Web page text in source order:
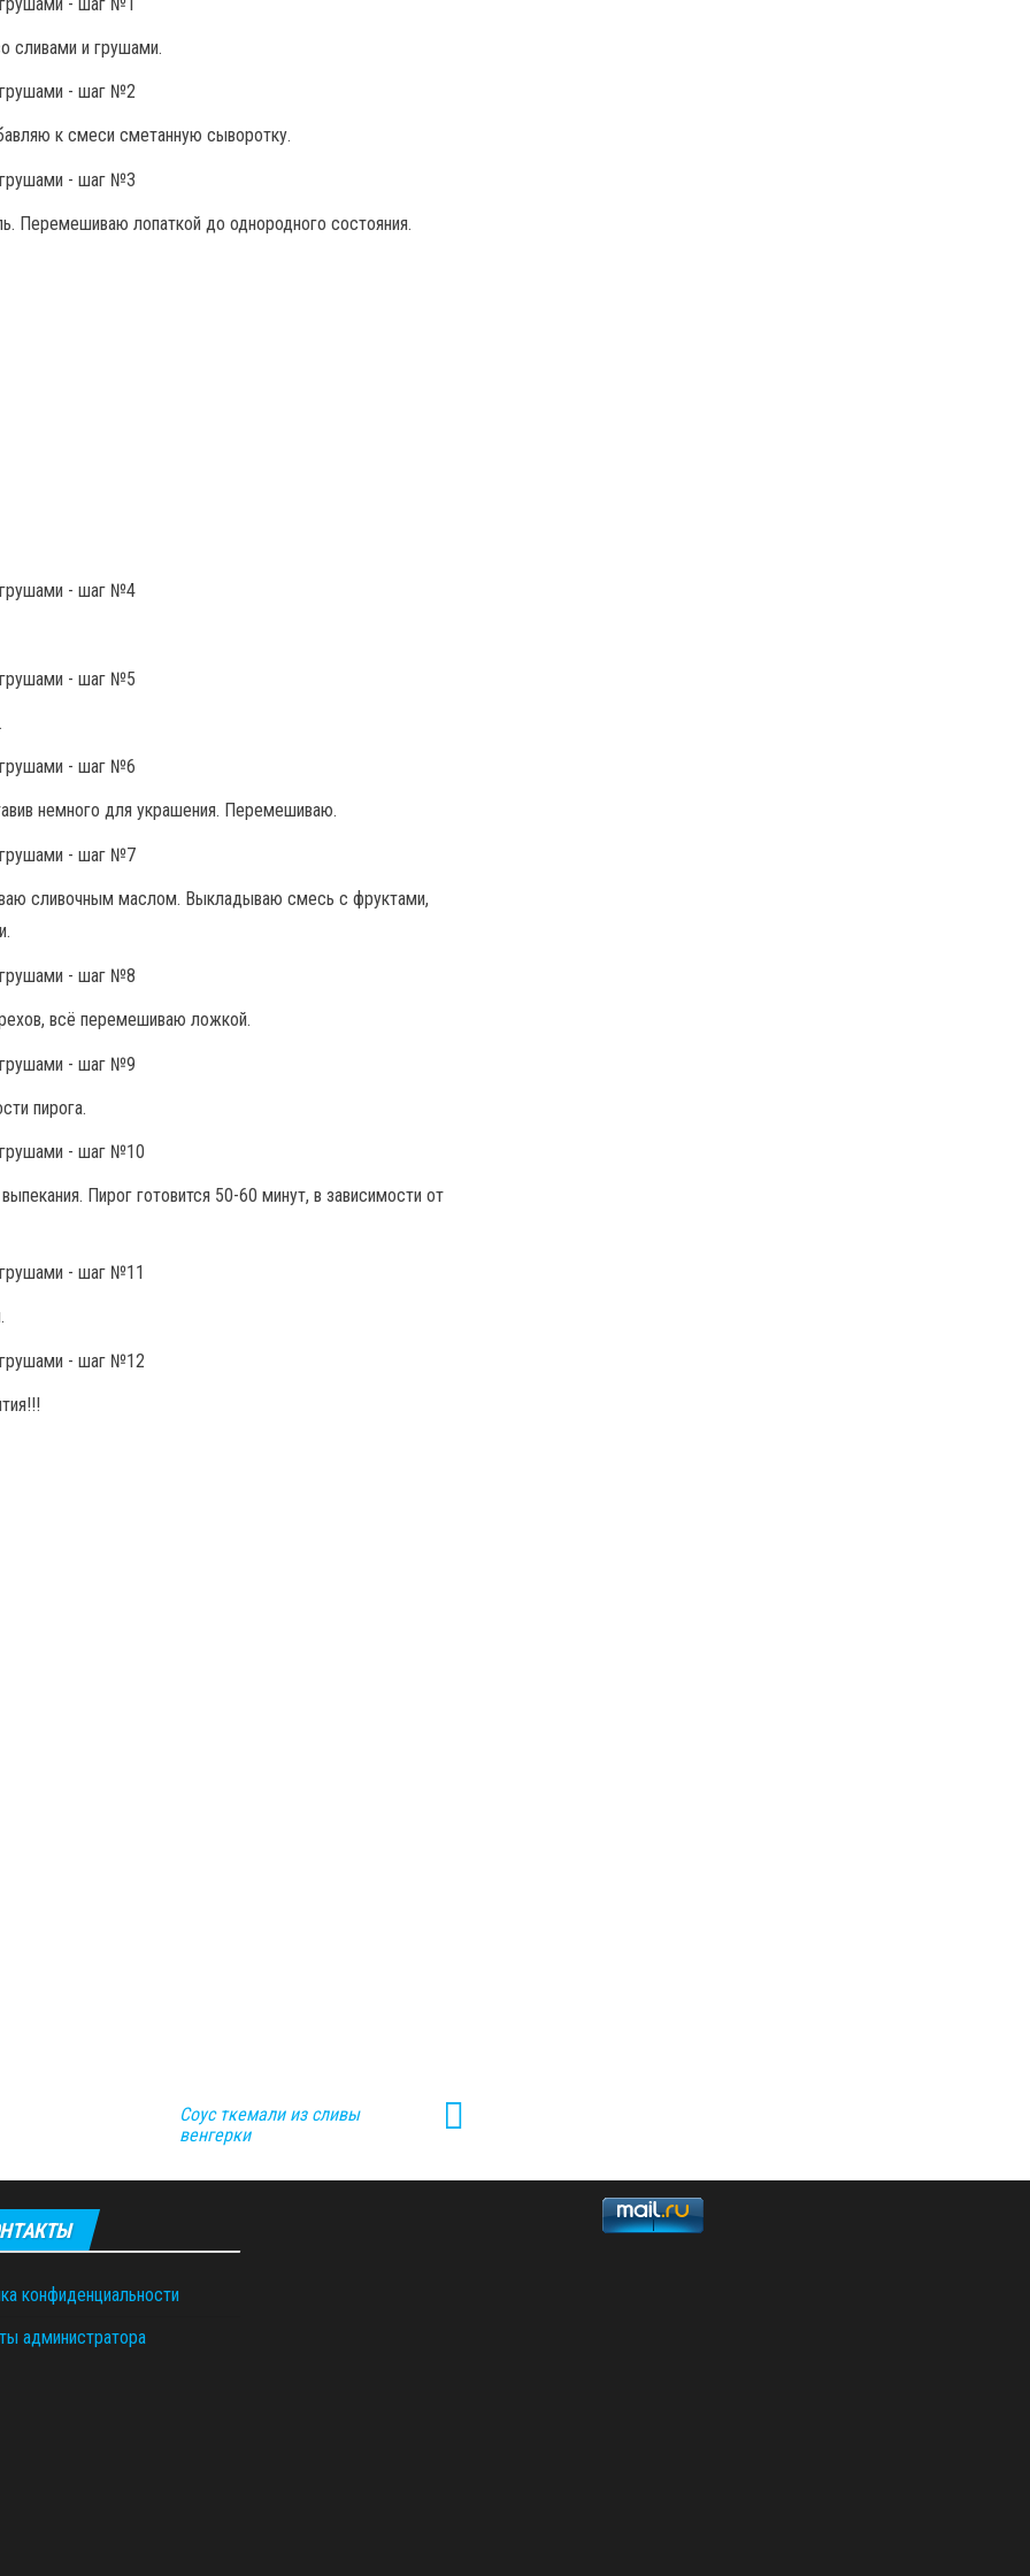
сливами и грушами.
к смеси сметанную сыворотку.
Перемешиваю лопаткой до однородного состояния.
немного для украшения. Перемешиваю.
сливочным маслом. Выкладываю смесь с фруктами,
всё перемешиваю ложкой.
пирога.
Пирог готовится 50-60 минут, в зависимости от
Соус ткемали из сливы
венгерки
конфиденциальности
администратора